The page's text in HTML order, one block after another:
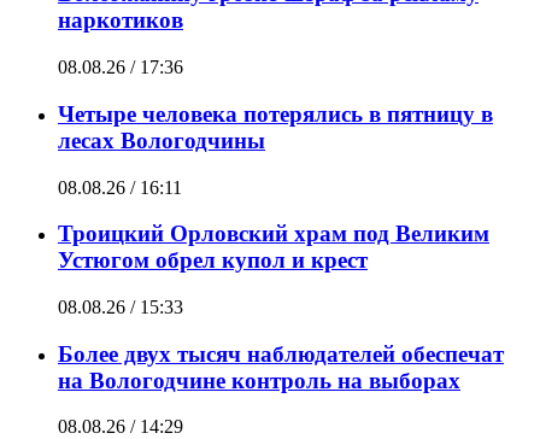
наркотиков
08.08.26 / 17:36
Четыре человека потерялись в пятницу в
лесах Вологодчины
08.08.26 / 16:11
Троицкий Орловский храм под Великим
Устюгом обрел купол и крест
08.08.26 / 15:33
Более двух тысяч наблюдателей обеспечат
на Вологодчине контроль на выборах
08.08.26 / 14:29